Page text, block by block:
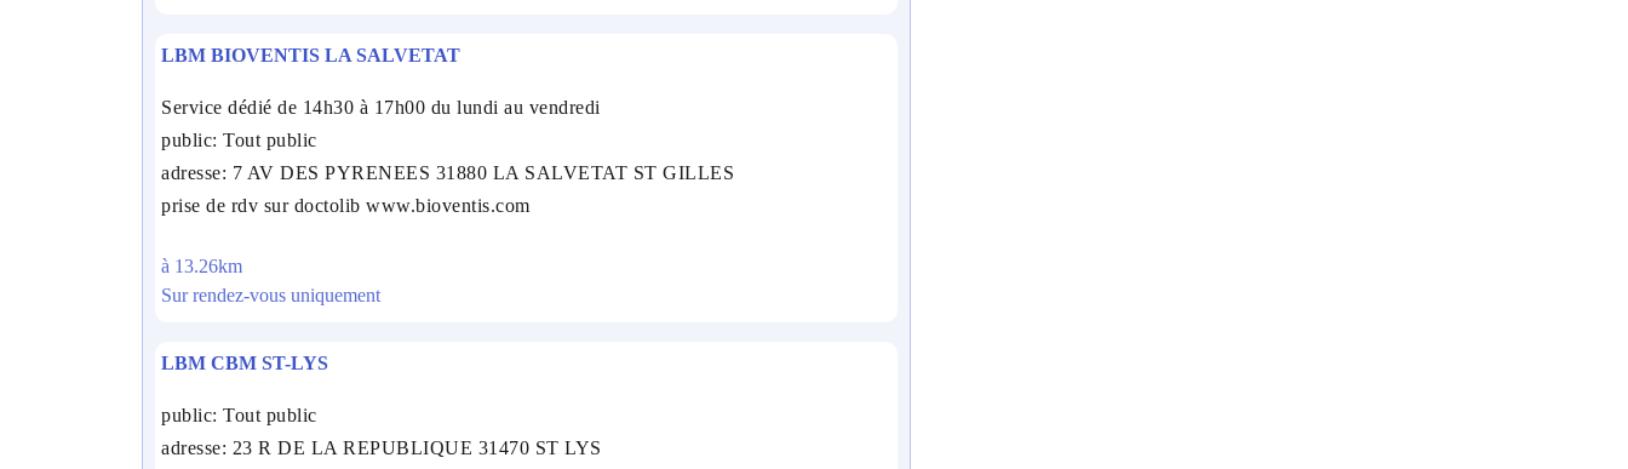
LBM BIOVENTIS LA SALVETAT
Service dédié de 14h30 à 17h00 du lundi au vendredi
public: Tout public
adresse: 7 AV DES PYRENEES 31880 LA SALVETAT ST GILLES
prise de rdv sur doctolib www.bioventis.com
à 13.26km
Sur rendez-vous uniquement
LBM CBM ST-LYS
public: Tout public
adresse: 23 R DE LA REPUBLIQUE 31470 ST LYS